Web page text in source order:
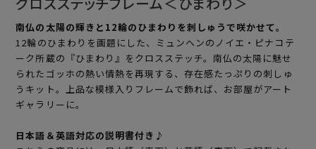
南仏の太陽の輝きと12輪のひまわりを刺しゅうで咲かせて。
12輪のひまわりを画題にした、ミュンヘンのノイエ・ピナコテ
ーク所蔵の『ひまわり』をクロスステッチ。南仏の太陽に魅せ
られたゴッホの熱い情熱を再現する、存在感たっぷりの刺しゅ
うキット。上品な模様入りフレームで飾れば、お部屋がアート
ギャラリーに。
日本語＆英語対応の説明書付き♪